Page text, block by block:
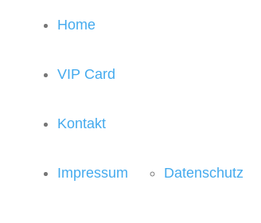
Home
VIP Card
Kontakt
Impressum Datenschutz